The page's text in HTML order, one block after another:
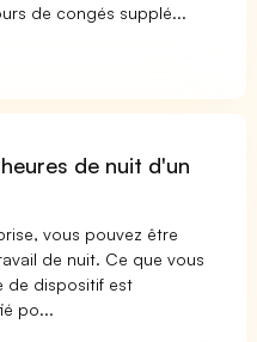
de congés supplé...
de nuit d'un
vous pouvez être
de nuit. Ce que vous
de dispositif est
po...